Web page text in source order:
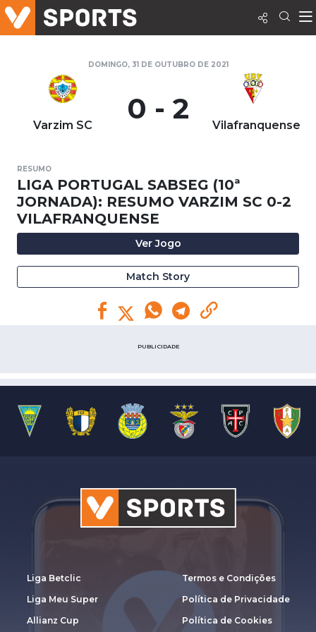
DOMINGO, 31 DE OUTUBRO DE 2021
Varzim SC 0 - 2 Vilafranquense
RESUMO
LIGA PORTUGAL SABSEG (10ª
JORNADA): RESUMO VARZIM SC 0-2
VILAFRANQUENSE
Ver Jogo
Match Story
PUBLICIDADE
Liga Betclic
Liga Meu Super
Allianz Cup
Termos e Condições
Política de Privacidade
Política de Cookies